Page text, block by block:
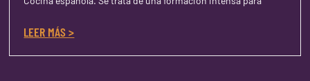
LEER MÁS >